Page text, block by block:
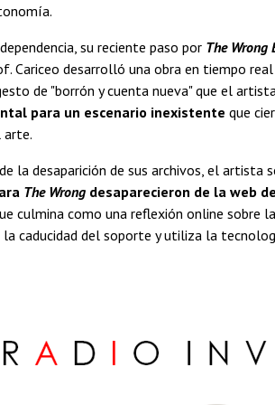
su reciente paso por The Wrong
Cariceo desarrolló una obra en tiempo
de "borrón y cuenta nueva" que el
para un escenario inexistente que
arte.
la desaparición de sus archivos, el
The Wrong desaparecieron de la web
culmina como una reflexión online sobre
caducidad del soporte y utiliza la